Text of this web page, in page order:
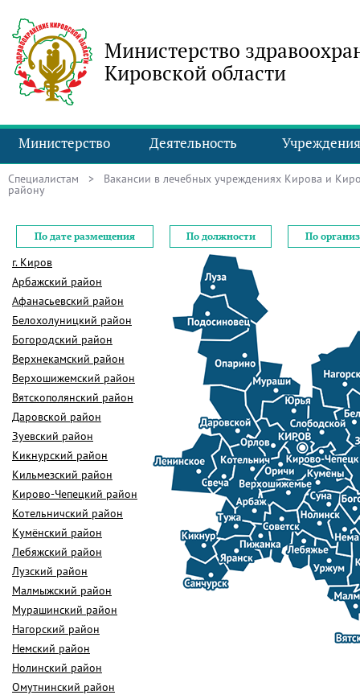
Министерство
Кировской области
Министерство Деятельность Учреждения
Специалистам > Вакансии в лечебных учреждениях Кирова и
району
По дате размещения По должности По
г. Киров
Арбажский район
Афанасьевский район
Белохолуницкий район
Богородский район
Верхнекамский район
Верхошижемский район
Вятскополянский район
Даровской район
Зуевский район
Кикнурский район
Кильмезский район
Кирово-Чепецкий район
Котельничский район
Кумёнский район
Лебяжский район
Лузский район
Малмыжский район
Мурашинский район
Нагорский район
Немский район
Нолинский район
Омутнинский район